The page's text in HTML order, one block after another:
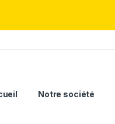
Notre société